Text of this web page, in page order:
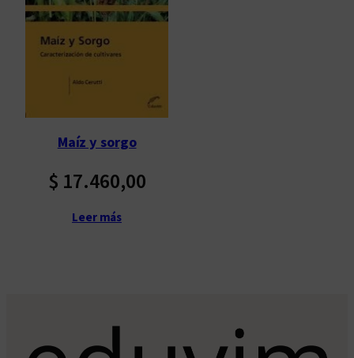
Maíz y sorgo
$ 17.460,00
Leer más